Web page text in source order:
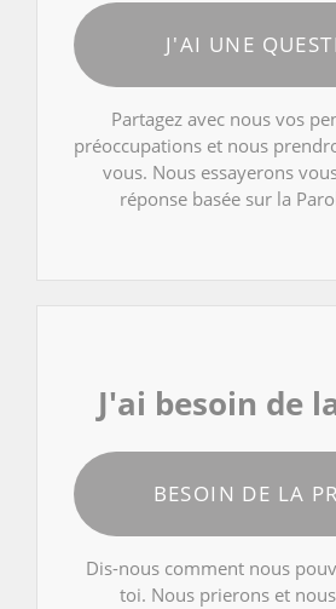
J'AI UNE
Partagez avec nous vos
préoccupations et nous
vous. Nous essayerons
réponse basée sur la
J'ai besoin de
BESOIN DE LA
Dis-nous comment nous
toi. Nous prierons et